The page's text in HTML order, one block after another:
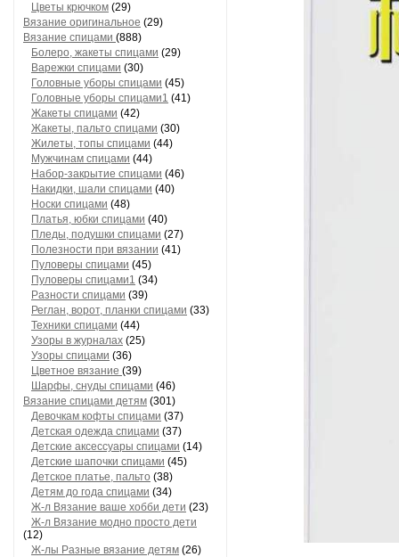
Цветы крючком (29)
Вязание оригинальное (29)
Вязание спицами (888)
Болеро, жакеты спицами (29)
Варежки спицами (30)
Головные уборы спицами (45)
Головные уборы спицами1 (41)
Жакеты спицами (42)
Жакеты, пальто спицами (30)
Жилеты, топы спицами (44)
Мужчинам спицами (44)
Набор-закрытие спицами (46)
Накидки, шали спицами (40)
Носки спицами (48)
Платья, юбки спицами (40)
Пледы, подушки спицами (27)
Полезности при вязании (41)
Пуловеры спицами (45)
Пуловеры спицами1 (34)
Разности спицами (39)
Реглан, ворот, планки спицами (33)
Техники спицами (44)
Узоры в журналах (25)
Узоры спицами (36)
Цветное вязание (39)
Шарфы, снуды спицами (46)
Вязание спицами детям (301)
Девочкам кофты спицами (37)
Детская одежда спицами (37)
Детские аксессуары спицами (14)
Детские шапочки спицами (45)
Детское платье, пальто (38)
Детям до года спицами (34)
Ж-л Вязание ваше хобби дети (23)
Ж-л Вязание модно просто дети
(12)
Ж-лы Разные вязание детям (26)